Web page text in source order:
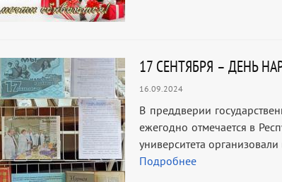
17 СЕНТЯБРЯ – ДЕНЬ
16.09.2024
В преддверии
ежегодно отмечается в
университета
Подробнее